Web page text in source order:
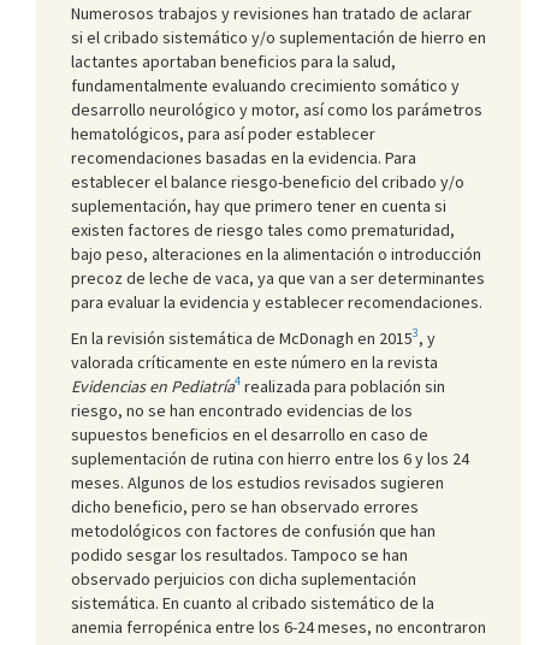
Numerosos trabajos y revisiones han tratado de aclarar
si el cribado sistemático y/o suplementación de hierro en
lactantes aportaban beneficios para la salud,
fundamentalmente evaluando crecimiento somático y
desarrollo neurológico y motor, así como los parámetros
hematológicos, para así poder establecer
recomendaciones basadas en la evidencia. Para
establecer el balance riesgo-beneficio del cribado y/o
suplementación, hay que primero tener en cuenta si
existen factores de riesgo tales como prematuridad,
bajo peso, alteraciones en la alimentación o introducción
precoz de leche de vaca, ya que van a ser determinantes
para evaluar la evidencia y establecer recomendaciones.
En la revisión sistemática de McDonagh en 20153, y
valorada críticamente en este número en la revista
Evidencias en Pediatría4 realizada para población sin
riesgo, no se han encontrado evidencias de los
supuestos beneficios en el desarrollo en caso de
suplementación de rutina con hierro entre los 6 y los 24
meses. Algunos de los estudios revisados sugieren
dicho beneficio, pero se han observado errores
metodológicos con factores de confusión que han
podido sesgar los resultados. Tampoco se han
observado perjuicios con dicha suplementación
sistemática. En cuanto al cribado sistemático de la
anemia ferropénica entre los 6-24 meses, no encontraron